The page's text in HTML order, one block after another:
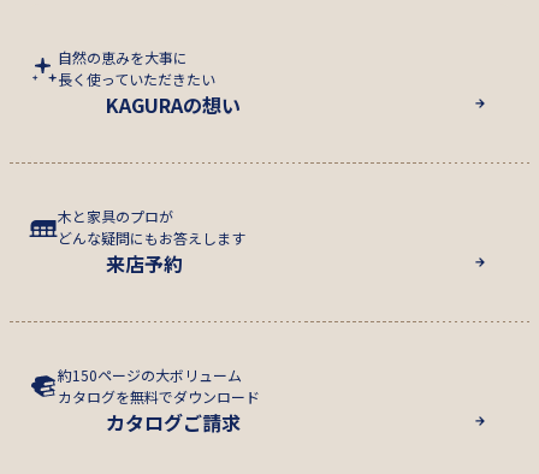
自然の恵みを大事に
長く使っていただきたい
KAGURAの想い
木と家具のプロが
どんな疑問にもお答えします
来店予約
約150ページの大ボリューム
カタログを無料でダウンロード
カタログご請求